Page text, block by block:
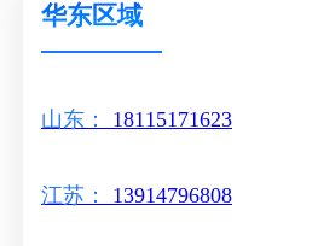
华东区域
山东： 18115171623
江苏： 13914796808